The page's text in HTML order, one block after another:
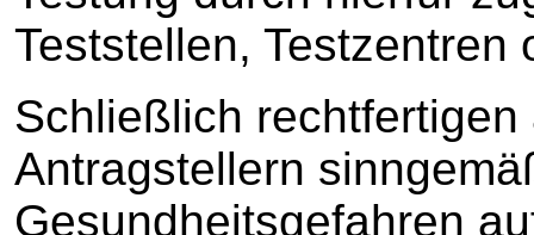
Teststellen,
Schließlich
Antragstellern
Gesundheitsgefahren